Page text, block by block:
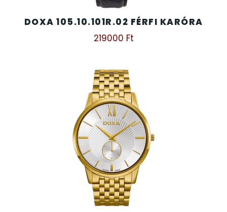
DOXA 105.10.101R.02 FÉRFI KARÓRA
219000 Ft